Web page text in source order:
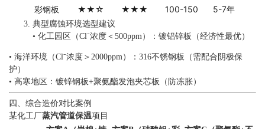
彩钢板 ★★☆ ★★★ 100-150 5-7年
典型腐蚀环境选型建议
• 化工园区（Cl⁻浓度＜500ppm）：镀铝锌板（经济性最优）
• 海洋环境（Cl⁻浓度＞2000ppm）：316不锈钢板（需配合阴极保
护）
• 高寒地区：镀锌钢板+聚氨酯发泡夹芯板（防冻胀）
四、综合造价对比案例
某化工厂蒸汽管道保温项目